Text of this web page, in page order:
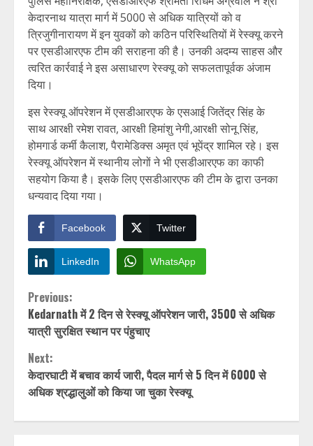
केदारनाथ यात्रा मार्ग में 5000 से अधिक यात्रियों को व
त्रिजुगीनारायण में इन युवकों को कठिन परिस्थितियों में रेस्क्यू करने
पर एसडीआरएफ टीम की सराहना की है। उनकी अदम्य साहस और
त्वरित कार्रवाई ने इस असाधारण रेस्क्यू को सफलतापूर्वक अंजाम
दिया।
इस रेस्क्यू ऑपरेशन में एसडीआरएफ के एसआई जितेंद्र सिंह के
साथ आरक्षी रमेश रावत, आरक्षी हिमांशु नेगी,आरक्षी सोनू सिंह,
होमगार्ड कर्मी कैलाश, पैरामेडिक्स अमृत एवं भूपेंद्र शामिल रहे। इस
रेस्क्यू ऑपरेशन में स्थानीय लोगों ने भी एसडीआरएफ का काफी
सहयोग किया है। इसके लिए एसडीआरएफ की टीम के द्वारा उनका
धन्यवाद दिया गया।
Facebook Twitter
LinkedIn WhatsApp
Continue
Reading
Previous:
Kedarnath में 2 दिन से रेस्क्यू ऑपरेशन जारी, 3500 से अधिक
यात्री सुरक्षित स्थान पर पंहुचाए
Next:
केदारघाटी में बचाव कार्य जारी, पैदल मार्ग से 5 दिन में 6000 से
अधिक श्रद्धालुओं को किया जा चुका रेस्क्यू